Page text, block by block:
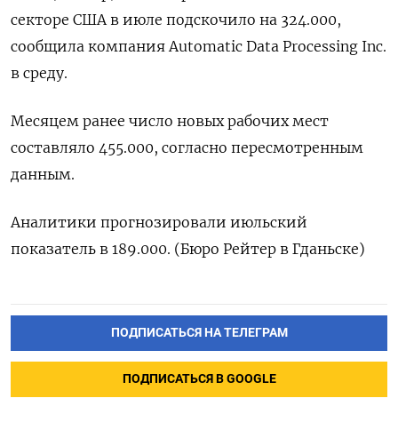
секторе США в июле подскочило на 324.000,
сообщила компания Automatic Data Processing Inc.
в среду.
Месяцем ранее число новых рабочих мест
составляло 455.000, согласно пересмотренным
данным.
Аналитики прогнозировали июльский
показатель в 189.000. (Бюро Рейтер в Гданьске)
ПОДПИСАТЬСЯ НА ТЕЛЕГРАМ
ПОДПИСАТЬСЯ В GOOGLE